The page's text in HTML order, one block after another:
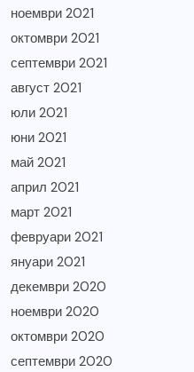
ноември 2021
октомври 2021
септември 2021
август 2021
юли 2021
юни 2021
май 2021
април 2021
март 2021
февруари 2021
януари 2021
декември 2020
ноември 2020
октомври 2020
септември 2020